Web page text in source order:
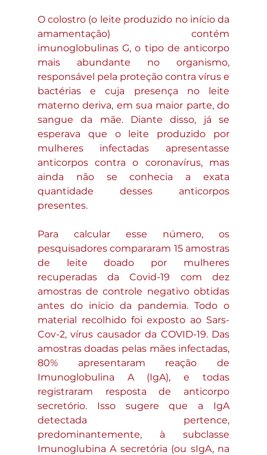
O colostro (o leite produzido no início da
amamentação) contém
imunoglobulinas G, o tipo de anticorpo
mais abundante no organismo,
responsável pela proteção contra vírus e
bactérias e cuja presença no leite
materno deriva, em sua maior parte, do
sangue da mãe. Diante disso, já se
esperava que o leite produzido por
mulheres infectadas apresentasse
anticorpos contra o coronavírus, mas
ainda não se conhecia a exata
quantidade desses anticorpos
presentes.
Para calcular esse número, os
pesquisadores compararam 15 amostras
de leite doado por mulheres
recuperadas da Covid-19 com dez
amostras de controle negativo obtidas
antes do início da pandemia. Todo o
material recolhido foi exposto ao Sars-
Cov-2, vírus causador da COVID-19. Das
amostras doadas pelas mães infectadas,
80% apresentaram reação de
Imunoglobulina A (IgA), e todas
registraram resposta de anticorpo
secretório. Isso sugere que a IgA
detectada pertence,
predominantemente, à subclasse
Imunoglubina A secretória (ou sIgA, na